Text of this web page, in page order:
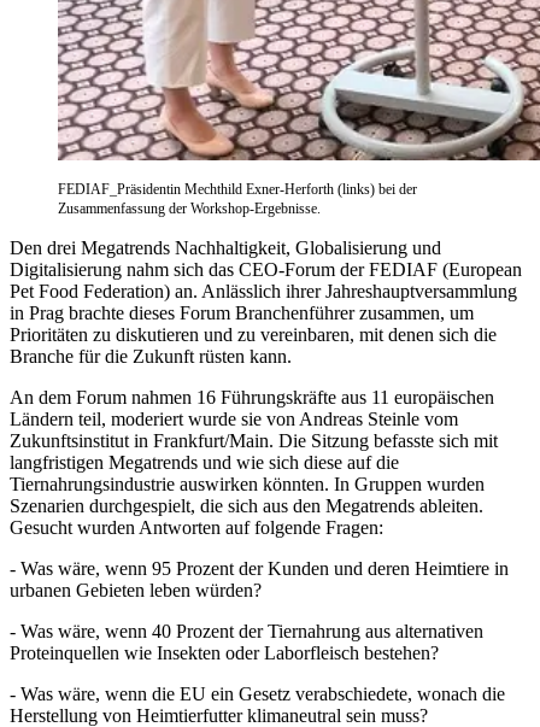
FEDIAF_Präsidentin Mechthild Exner-Herforth (links) bei der
Zusammenfassung der Workshop-Ergebnisse.
Den drei Megatrends Nachhaltigkeit, Globalisierung und
Digitalisierung nahm sich das CEO-Forum der FEDIAF (European
Pet Food Federation) an. Anlässlich ihrer Jahreshauptversammlung
in Prag brachte dieses Forum Branchenführer zusammen, um
Prioritäten zu diskutieren und zu vereinbaren, mit denen sich die
Branche für die Zukunft rüsten kann.
An dem Forum nahmen 16 Führungskräfte aus 11 europäischen
Ländern teil, moderiert wurde sie von Andreas Steinle vom
Zukunftsinstitut in Frankfurt/Main. Die Sitzung befasste sich mit
langfristigen Megatrends und wie sich diese auf die
Tiernahrungsindustrie auswirken könnten. In Gruppen wurden
Szenarien durchgespielt, die sich aus den Megatrends ableiten.
Gesucht wurden Antworten auf folgende Fragen:
- Was wäre, wenn 95 Prozent der Kunden und deren Heimtiere in
urbanen Gebieten leben würden?
- Was wäre, wenn 40 Prozent der Tiernahrung aus alternativen
Proteinquellen wie Insekten oder Laborfleisch bestehen?
- Was wäre, wenn die EU ein Gesetz verabschiedete, wonach die
Herstellung von Heimtierfutter klimaneutral sein muss?